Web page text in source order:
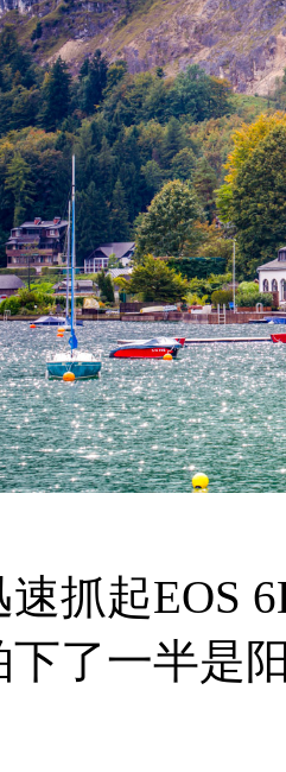
抓起EOS
下了一半是